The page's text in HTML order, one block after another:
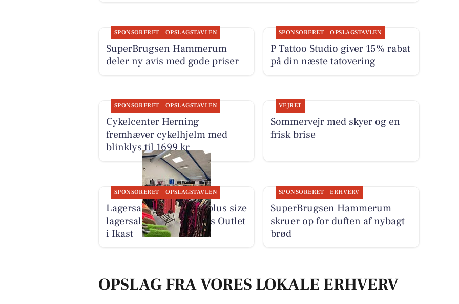
SPONSORERET OPSLAGSTAVLEN
SuperBrugsen Hammerum
deler ny avis med gode priser
SPONSORERET OPSLAGSTAVLEN
P Tattoo Studio giver 15% rabat
på din næste tatovering
SPONSORERET OPSLAGSTAVLEN
Cykelcenter Herning
fremhæver cykelhjelm med
blinklys til 1699 kr
VEJRET
Sommervejr med skyer og en
frisk brise
SPONSORERET OPSLAGSTAVLEN
Lagersalg.com holder plus size
lagersalg hos Damernes Outlet
i Ikast
SPONSORERET ERHVERV
SuperBrugsen Hammerum
skruer op for duften af nybagt
brød
OPSLAG FRA VORES LOKALE ERHVERV